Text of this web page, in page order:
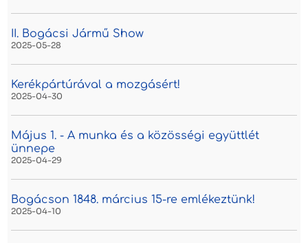
II. Bogácsi Jármű Show
2025-05-28
Kerékpártúrával a mozgásért!
2025-04-30
Május 1. - A munka és a közösségi együttlét
ünnepe
2025-04-29
Bogácson 1848. március 15-re emlékeztünk!
2025-04-10